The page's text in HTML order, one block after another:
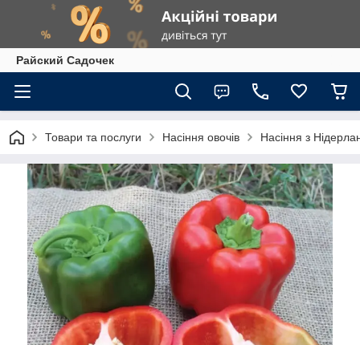
Райский Садочек
Товари та послуги Насіння овочів Насіння з